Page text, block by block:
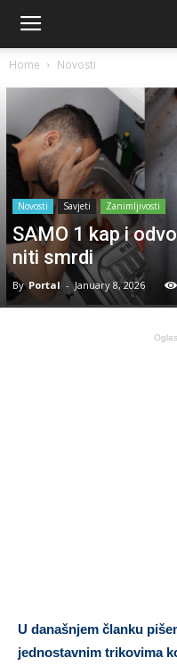
Home Novosti
Novosti Savjeti Zanimljivosti
SAMO 1 kap i
niti smrdi
By Portal - January 8, 2026
U današnjem članku
jednostavnim trikovima